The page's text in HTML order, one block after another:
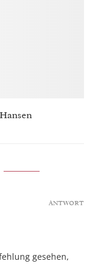
gesehen,
ANTWORT